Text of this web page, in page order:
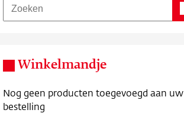
Winkelmandje
Nog geen producten toegevoegd aan uw
bestelling